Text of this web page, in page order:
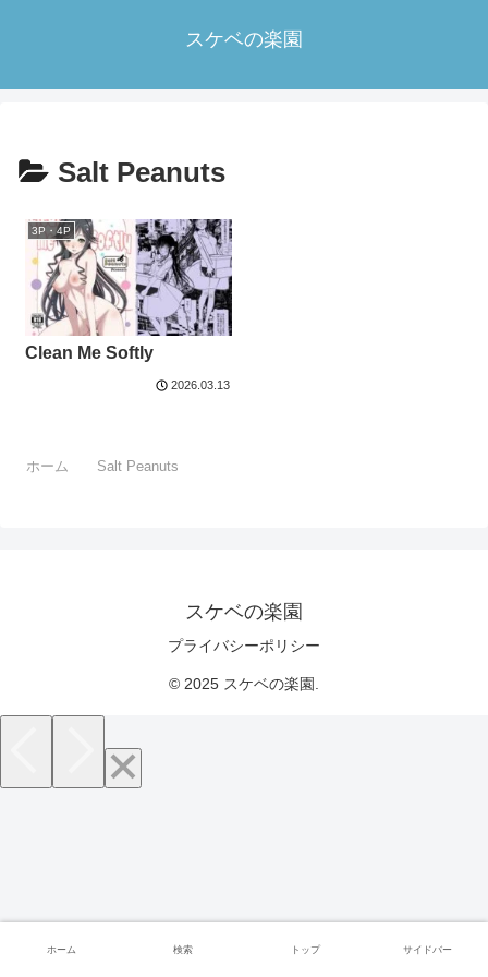
スケベの楽園
Salt Peanuts
3P・4P
Clean Me Softly
2026.03.13
ホーム Salt Peanuts
スケベの楽園
プライバシーポリシー
© 2025 スケベの楽園.
ホーム 検索 トップ サイドバー